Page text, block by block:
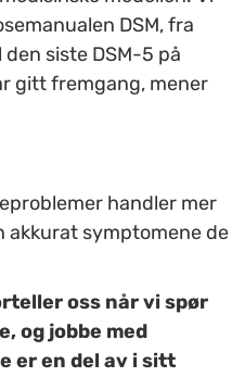
DSM, fra
siste DSM-5 på
gitt fremgang, mener
handler mer
akkurat symptomene de
oss når vi spør
og jobbe med
er en del av i sitt